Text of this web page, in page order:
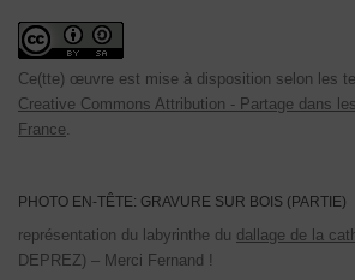
Ce(tte) œuvre est mise à disposition selon les
Creative Commons Attribution - Partage dans
France
PHOTO EN-TÊTE: GRAVURE SUR BOIS (PARTIE)
représentation du labyrinthe du dallage de la
DEPREZ) – Merci Fernand !